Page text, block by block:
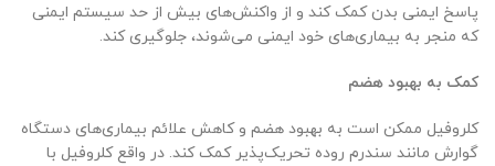
پاسخ ایمنی بدن کمک کند و از واکنش‌های بیش از حد سیستم ایمنی
که منجر به بیماری‌های خود ایمنی می‌شوند، جلوگیری کند.
کمک به بهبود هضم
کلروفیل ممکن است به بهبود هضم و کاهش علائم بیماری‌های دستگاه
گوارش مانند سندرم روده تحریک‌پذیر کمک کند. در واقع کلروفیل با